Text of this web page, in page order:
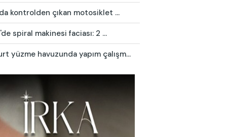
kontrolden çıkan motosiklet ...
spiral makinesi faciası: 2 ...
yüzme havuzunda yapım çalışm...